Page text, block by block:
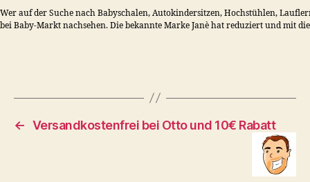
Wer auf der Suche nach Babyschalen, Autokindersitzen, Hochstühlen,
bei Baby-Markt nachsehen. Die bekannte Marke Janè hat reduziert und mit
← Versandkostenfrei bei Otto und 10€ Rabatt